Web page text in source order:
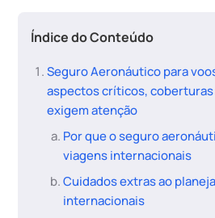
Índice do Conteúdo
Seguro Aeronáutico para
aspectos críticos,
exigem atenção
Por que o seguro
viagens internacionais
Cuidados extras ao
internacionais